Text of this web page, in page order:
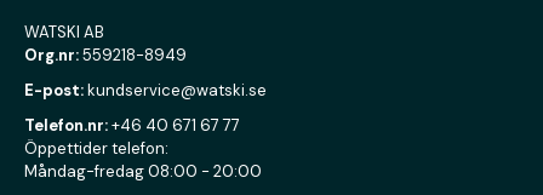
WATSKI AB
Org.nr:559218-8949
E-post:kundservice@watski.se
Telefon.nr:+46 40 671 67 77
Öppettider telefon:
Måndag-fredag 08:00 - 20:00